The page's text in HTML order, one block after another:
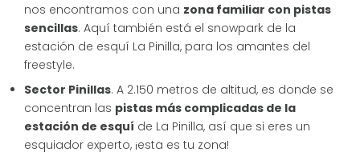
nos encontramos con una zona familiar con pistas
sencillas. Aquí también está el snowpark de la
estación de esquí La Pinilla, para los amantes del
freestyle.
Sector Pinillas. A 2.150 metros de altitud, es donde se
concentran las pistas más complicadas de la
estación de esquí de La Pinilla, así que si eres un
esquiador experto, ¡esta es tu zona!